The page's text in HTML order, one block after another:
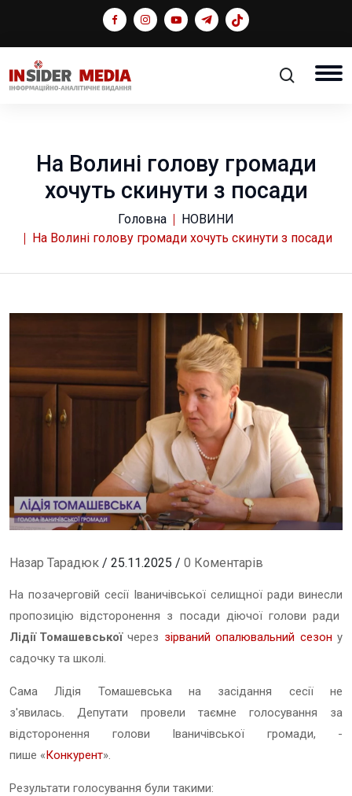
На Волині голову громади
хочуть скинути з посади
Головна
НОВИНИ
На Волині голову громади хочуть скинути з посади
Назар Тарадюк / 25.11.2025 / 0 Коментарів
На позачерговій сесії Іваничівської селищної ради винесли
пропозицію відсторонення з посади діючої голови ради
Лідії Томашевськоїчерез зірваний опалювальний сезон у
садочку та школі.
Сама Лідія Томашевська на засідання сесії не
з'явилась. Депутати провели таємне голосування за
відсторонення голови Іваничівської громади, -
пише «Конкурент».
Результати голосування були такими: